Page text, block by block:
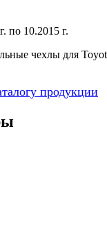
по 10.2015 г.
чехлы для
продукции